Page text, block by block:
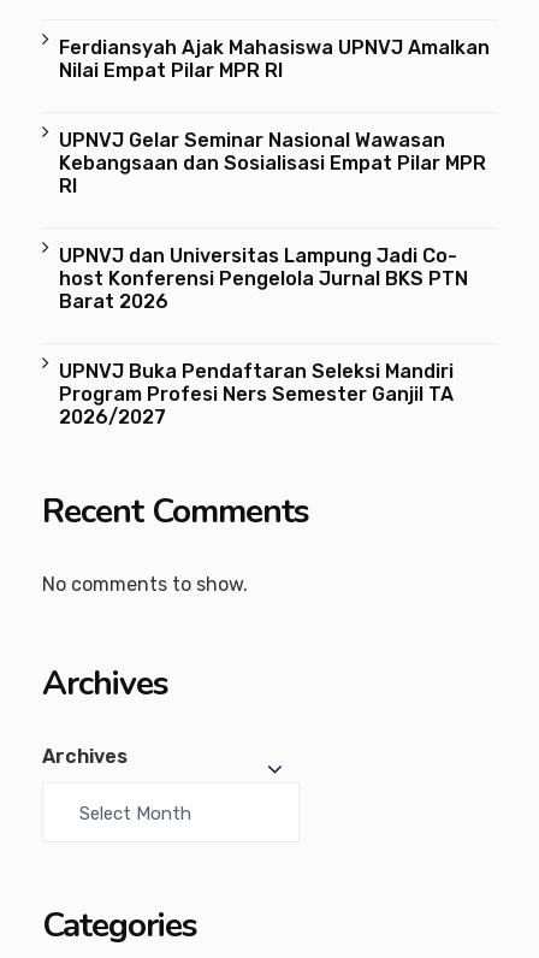
Ferdiansyah Ajak Mahasiswa UPNVJ Amalkan
Nilai Empat Pilar MPR RI
UPNVJ Gelar Seminar Nasional Wawasan
Kebangsaan dan Sosialisasi Empat Pilar MPR
RI
UPNVJ dan Universitas Lampung Jadi Co-
host Konferensi Pengelola Jurnal BKS PTN
Barat 2026
UPNVJ Buka Pendaftaran Seleksi Mandiri
Program Profesi Ners Semester Ganjil TA
2026/2027
Recent Comments
No comments to show.
Archives
Archives
Categories